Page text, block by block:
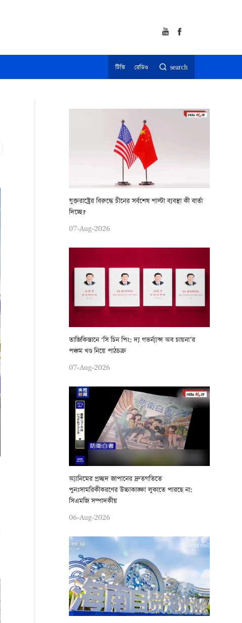
টিভি রেডিও search
যুক্তরাষ্ট্রের বিরুদ্ধে চীনের সর্বশেষ পাল্টা ব্যবস্থা কী বার্তা
দিচ্ছে?
07-Aug-2026
তাজিকিস্তানে ‘সি চিন পিং: দ্য গভর্ন্যান্স অব চায়না’র
পঞ্চম খণ্ড নিয়ে পাঠচক্র
07-Aug-2026
অ্যানিমের প্রচ্ছদ জাপানের দ্রুতগতিতে
পুনঃসামরিকীকরণের উচ্চাকাঙ্ক্ষা লুকাতে পারছে না:
সিএমজি সম্পাদকীয়
06-Aug-2026